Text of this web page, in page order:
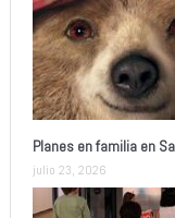
Planes en familia en
julio 23, 2026